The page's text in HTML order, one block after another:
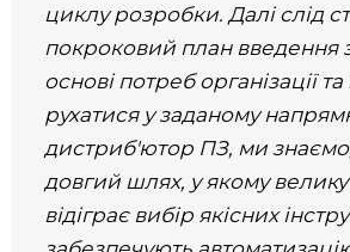
циклу розробки. Далі слід
покроковий план введення
основі потреб організації
рухатися у заданому
дистриб'ютор ПЗ, ми
довгий шлях, у якому
відіграє вибір якісних